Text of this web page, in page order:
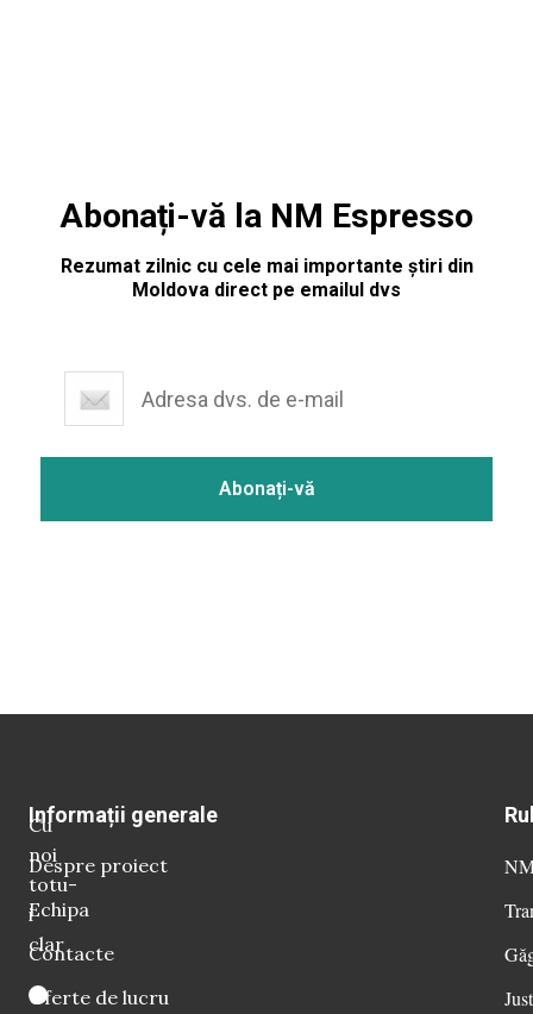
Abonați-vă la NM Espresso
Rezumat zilnic cu cele mai importante știri din
Moldova direct pe emailul dvs
Cu
noi
totu-
i
clar
Informații generale
Despre proiect
Echipa
Contacte
Oferte de lucru